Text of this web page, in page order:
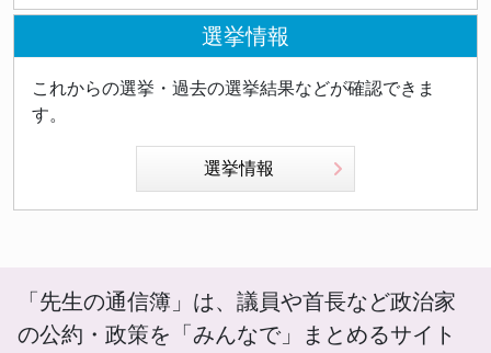
選挙情報
これからの選挙・過去の選挙結果などが確認できま
す。
選挙情報
「先生の通信簿」は、議員や首長など政治家
の公約・政策を「みんなで」まとめるサイト